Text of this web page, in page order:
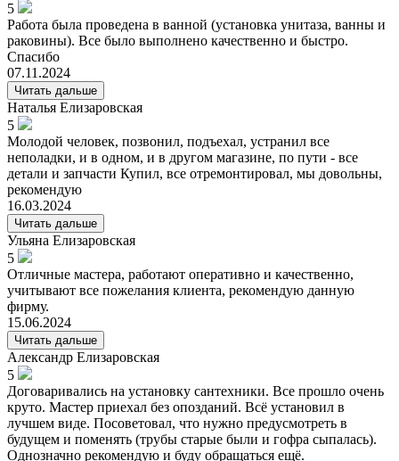
5
Работа была проведена в ванной (установка унитаза, ванны и
раковины). Все было выполнено качественно и быстро.
Спасибо
07.11.2024
Читать дальше
Наталья Елизаровская
5
Молодой человек, позвонил, подъехал, устранил все
неполадки, и в одном, и в другом магазине, по пути - все
детали и запчасти Купил, все отремонтировал, мы довольны,
рекомендую
16.03.2024
Читать дальше
Ульяна Елизаровская
5
Отличные мастера, работают оперативно и качественно,
учитывают все пожелания клиента, рекомендую данную
фирму.
15.06.2024
Читать дальше
Александр Елизаровская
5
Договаривались на установку сантехники. Все прошло очень
круто. Мастер приехал без опозданий. Всё установил в
лучшем виде. Посоветовал, что нужно предусмотреть в
будущем и поменять (трубы старые были и гофра сыпалась).
Однозначно рекомендую и буду обращаться ещё.